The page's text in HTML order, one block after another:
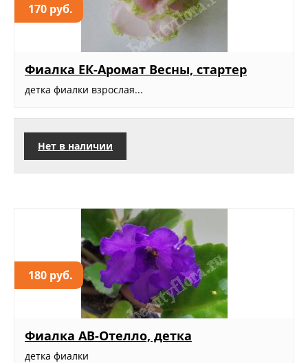
170 руб.
Фиалка ЕК-Аромат Весны, стартер
детка фиалки взрослая...
Нет в наличии
180 руб.
Фиалка АВ-Отелло, детка
детка фиалки